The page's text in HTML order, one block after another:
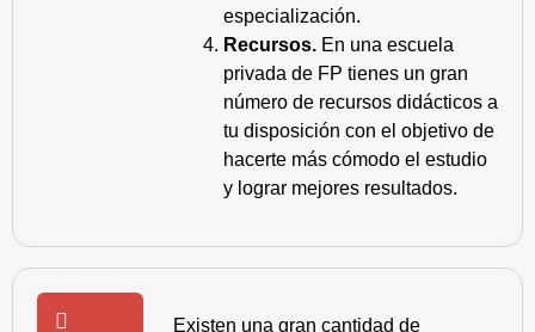
especialización.
Recursos. En una escuela
privada de FP tienes un gran
número de recursos didácticos a
tu disposición con el objetivo de
hacerte más cómodo el estudio
y lograr mejores resultados.
Existen una gran cantidad de